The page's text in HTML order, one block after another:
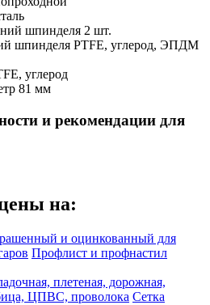
шпинделя 2 шт.
шпинделя PTFE, углерод, ЭПДМ
углерод
81 мм
и рекомендации для
на:
и оцинкованный для
Профлист и профнастил
плетеная, дорожная,
ЦПВС, проволока Сетка